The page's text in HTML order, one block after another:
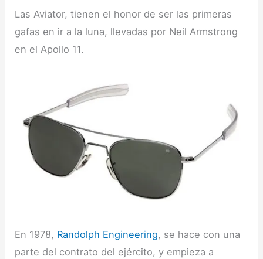
Las Aviator, tienen el honor de ser las primeras
gafas en ir a la luna, llevadas por Neil Armstrong
en el Apollo 11.
En 1978, Randolph Engineering, se hace con una
parte del contrato del ejército, y empieza a